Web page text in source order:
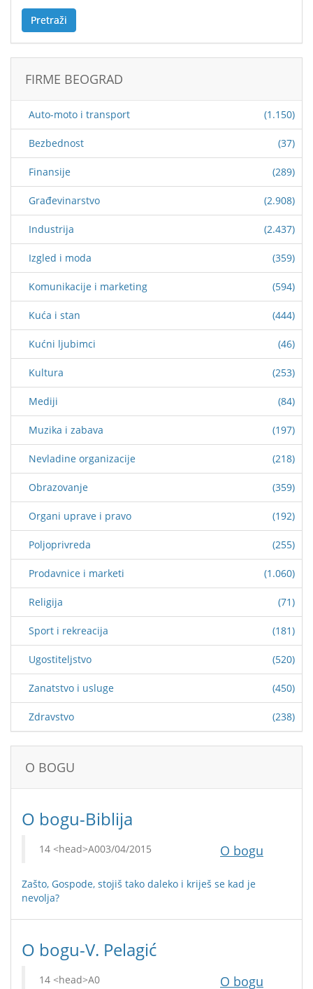
Pretraži
FIRME BEOGRAD
Auto-moto i transport (1.150)
Bezbednost (37)
Finansije (289)
Građevinarstvo (2.908)
Industrija (2.437)
Izgled i moda (359)
Komunikacije i marketing (594)
Kuća i stan (444)
Kućni ljubimci (46)
Kultura (253)
Mediji (84)
Muzika i zabava (197)
Nevladine organizacije (218)
Obrazovanje (359)
Organi uprave i pravo (192)
Poljoprivreda (255)
Prodavnice i marketi (1.060)
Religija (71)
Sport i rekreacija (181)
Ugostiteljstvo (520)
Zanatstvo i usluge (450)
Zdravstvo (238)
O BOGU
O bogu-Biblija
O bogu
03/04/2015
Zašto, Gospode, stojiš tako daleko i kriješ se kad je
nevolja?
O bogu-V. Pelagić
O bogu